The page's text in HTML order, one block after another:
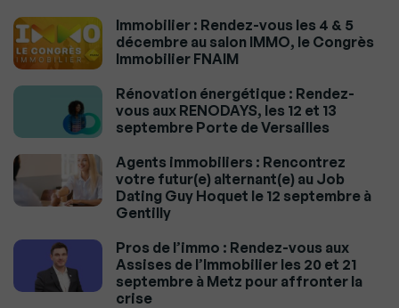
Immobilier : Rendez-vous les 4 & 5
décembre au salon IMMO, le Congrès
Immobilier FNAIM
Rénovation énergétique : Rendez-
vous aux RENODAYS, les 12 et 13
septembre Porte de Versailles
Agents immobiliers : Rencontrez
votre futur(e) alternant(e) au Job
Dating Guy Hoquet le 12 septembre à
Gentilly
Pros de l’immo : Rendez-vous aux
Assises de l’Immobilier les 20 et 21
septembre à Metz pour affronter la
crise